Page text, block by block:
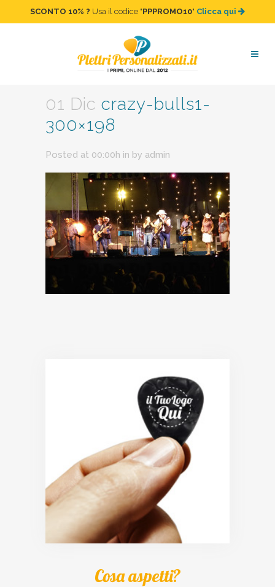
SCONTO 10% ? Usa il codice "PPPROMO10" Clicca qui
crazy-bulls1-300×198
01 Dic crazy-bulls1-
300×198
Posted at 00:00h in by admin
Cosa aspetti?